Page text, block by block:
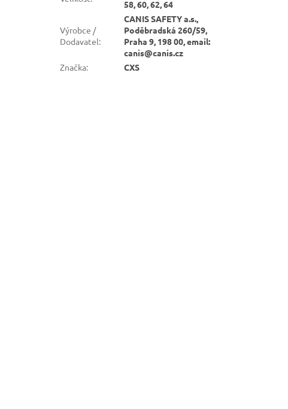
58, 60, 62, 64
Výrobce /
Dodavatel:
CANIS SAFETY a.s.,
Poděbradská 260/59,
Praha 9, 198 00, email:
canis@canis.cz
Značka: CXS